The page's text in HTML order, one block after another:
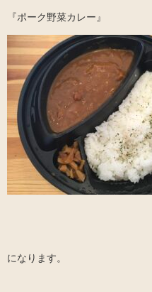
『ポーク野菜カレー』
になります。